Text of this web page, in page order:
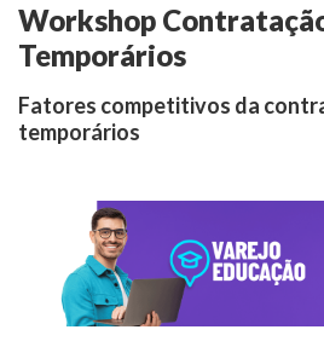
Workshop
Temporários
Fatores competitivos da
temporários